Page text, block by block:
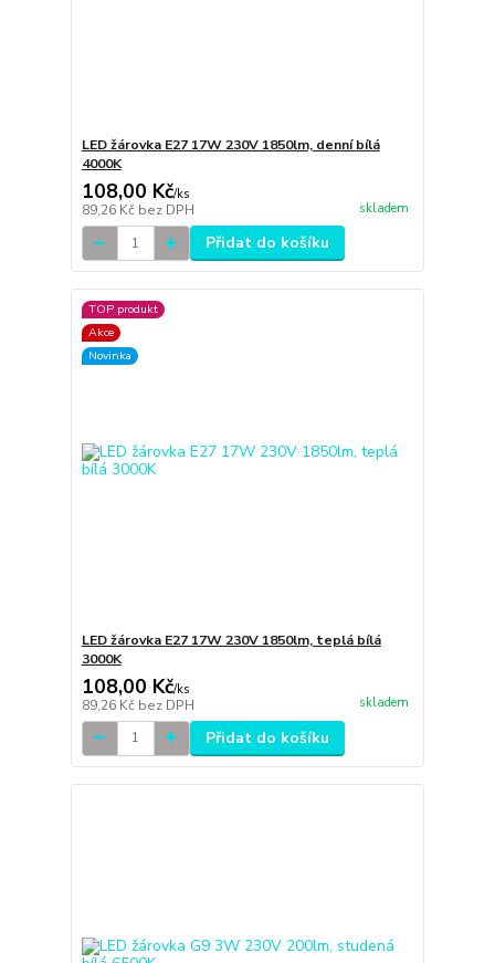
LED žárovka E27 17W 230V 1850lm, denní bílá
4000K
108,00 Kč/ks
89,26 Kč bez DPH skladem
Přidat do košíku
TOP produkt
Akce
Novinka
LED žárovka E27 17W 230V 1850lm, teplá bílá
3000K
108,00 Kč/ks
89,26 Kč bez DPH skladem
Přidat do košíku